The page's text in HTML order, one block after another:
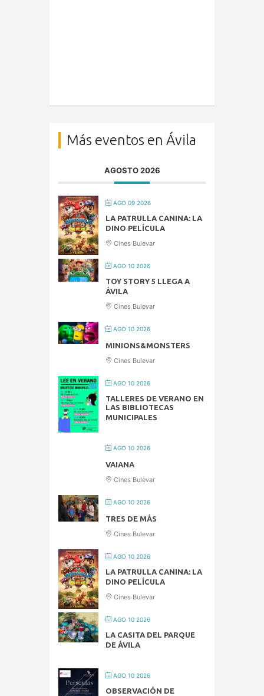
Más eventos en Ávila
AGOSTO 2026
AGO 09 2026
LA PATRULLA CANINA: LA
DINO PELÍCULA
Cines Bulevar
AGO 10 2026
TOY STORY 5 LLEGA A
ÁVILA
Cines Bulevar
AGO 10 2026
MINIONS&MONSTERS
Cines Bulevar
AGO 10 2026
TALLERES DE VERANO EN
LAS BIBLIOTECAS
MUNICIPALES
AGO 10 2026
VAIANA
Cines Bulevar
AGO 10 2026
TRES DE MÁS
Cines Bulevar
AGO 10 2026
LA PATRULLA CANINA: LA
DINO PELÍCULA
Cines Bulevar
AGO 10 2026
LA CASITA DEL PARQUE
DE ÁVILA
AGO 10 2026
OBSERVACIÓN DE